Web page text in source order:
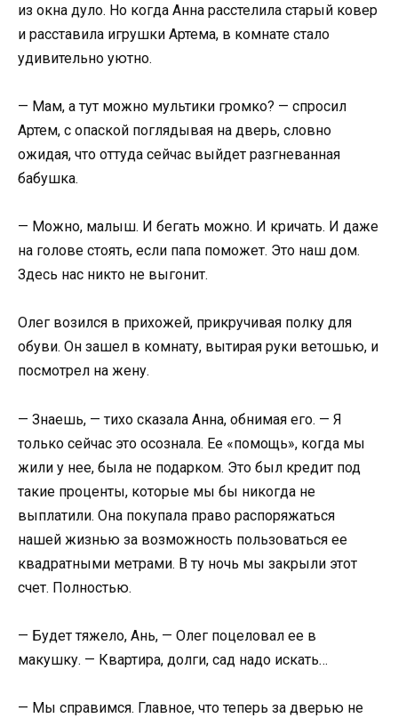
из окна дуло. Но когда Анна расстелила старый ковер
и расставила игрушки Артема, в комнате стало
удивительно уютно.
— Мам, а тут можно мультики громко? — спросил
Артем, с опаской поглядывая на дверь, словно
ожидая, что оттуда сейчас выйдет разгневанная
бабушка.
— Можно, малыш. И бегать можно. И кричать. И даже
на голове стоять, если папа поможет. Это наш дом.
Здесь нас никто не выгонит.
Олег возился в прихожей, прикручивая полку для
обуви. Он зашел в комнату, вытирая руки ветошью, и
посмотрел на жену.
— Знаешь, — тихо сказала Анна, обнимая его. — Я
только сейчас это осознала. Ее «помощь», когда мы
жили у нее, была не подарком. Это был кредит под
такие проценты, которые мы бы никогда не
выплатили. Она покупала право распоряжаться
нашей жизнью за возможность пользоваться ее
квадратными метрами. В ту ночь мы закрыли этот
счет. Полностью.
— Будет тяжело, Ань, — Олег поцеловал ее в
макушку. — Квартира, долги, сад надо искать…
— Мы справимся. Главное, что теперь за дверью не